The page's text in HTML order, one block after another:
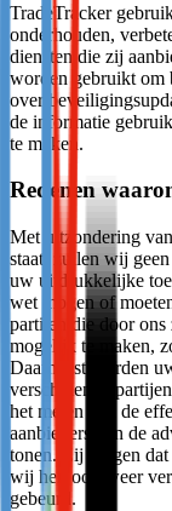
TradeTracker
onderhouden,
diensten die zij
worden gebruikt om
over
de informatie
te maken.
Redenen
Met uitzondering
staat, zullen wij
uw uitdrukkelijke
wet mogen of
partijen die door
mogelijk te maken,
Daarnaast worden
verschillende
het meten van de
aanbieders van de
tonen. Zij zorgen
wij hen ook weer
gebeurd.